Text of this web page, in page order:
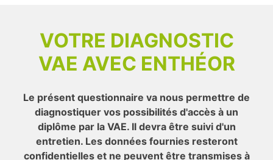
VOTRE DIAGNOSTIC
VAE AVEC ENTHÉOR
Le présent questionnaire va nous permettre de
diagnostiquer vos possibilités d'accès à un
diplôme par la VAE. Il devra être suivi d'un
entretien. Les données fournies resteront
confidentielles et ne peuvent être transmises à